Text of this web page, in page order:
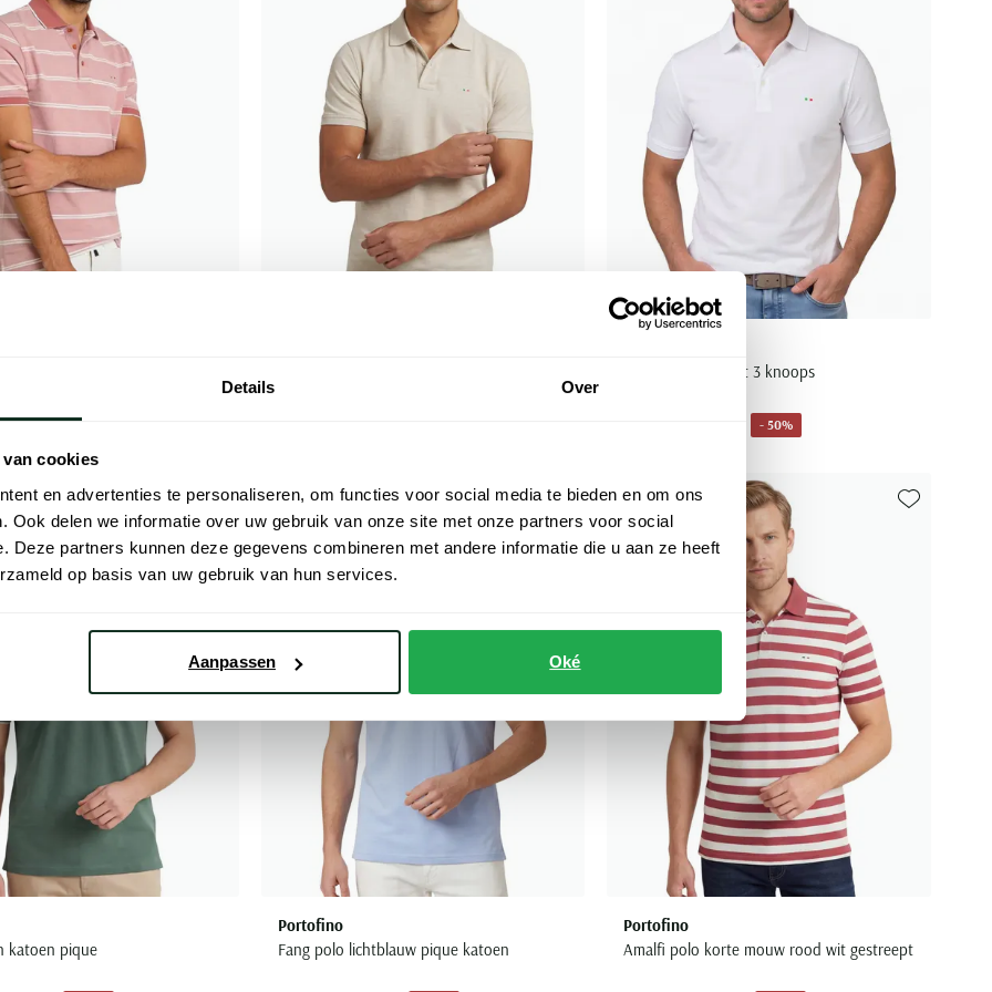
Details Over
cookies
en advertenties te personaliseren, om functies voor social media te bieden en om ons
Ook delen we informatie over uw gebruik van onze site met onze partners voor social
Deze partners kunnen deze gegevens combineren met andere informatie die u aan ze heeft
op basis van uw gebruik van hun services.
Aanpassen Oké
34,98 - 50%
polo extra lang wit 3 knoops
- 50%
katoen pique
Toevoegen aan favorieten
Portofino
Fang polo lichtblauw pique katoen
Toevoegen aan favorieten
Portofino
Amalfi polo korte mouw rood wit gestreept